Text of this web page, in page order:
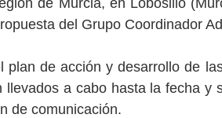
de Murcia, en Lobosillo
del Grupo Coordinador
llevados a cabo hasta la fecha y
de comunicación.